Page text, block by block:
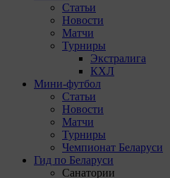
Статьи
Новости
Матчи
Турниры
Экстралига
КХЛ
Мини-футбол
Статьи
Новости
Матчи
Турниры
Чемпионат Беларуси
Гид по Беларуси
Санатории